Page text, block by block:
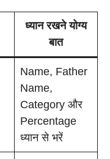
ध्यान रखने योग्य
बात
Name, Father
Name,
Category और
Percentage
ध्यान से भरें